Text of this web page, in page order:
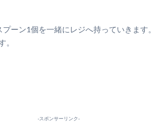
ーン1個を一緒にレジへ持っていきます。
。
-スポンサーリンク-